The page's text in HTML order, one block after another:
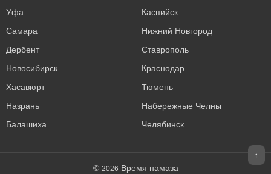
Уфа
Каспийск
Самара
Нижний Новгород
Дербент
Ставрополь
Новосибирск
Краснодар
Хасавюрт
Тюмень
Назрань
Набережные Челны
Балашиха
Челябинск
© 2026 Время намаза
↑